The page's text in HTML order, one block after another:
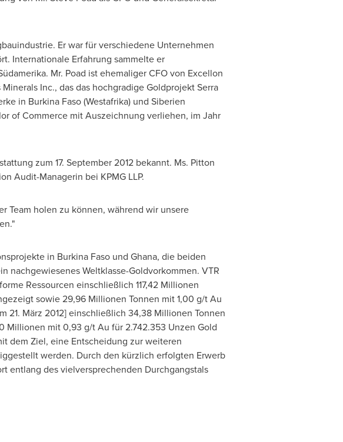
Er war für verschiedene Unternehmen
Internationale Erfahrung sammelte er
Mr. Poad ist ehemaliger CFO von Excellon
Inc., das das hochgradige Goldprojekt Serra
in Burkina Faso(Westafrika) und Siberien
of Commerce mit Auszeichnung verliehen, im Jahr
zum 17. September 2012bekannt. Ms. Pitton
Audit-Managerin bei KPMG LLP.
Team holen zu können, während wir unsere
in Burkina Fasound Ghana, die beiden
nachgewiesenes Weltklasse-Goldvorkommen. VTR
Ressourcen einschließlich 117,42 Millionen
sowie 29,96 Millionen Tonnen mit 1,00 g/t Au
März 2012] einschließlich 34,38 Millionen Tonnen
Millionen mit 0,93 g/t Au für 2.742.353 Unzen Gold
dem Ziel, eine Entscheidung zur weiteren
werden. Durch den kürzlich erfolgten Erwerb
entlang des vielversprechenden Durchgangstals